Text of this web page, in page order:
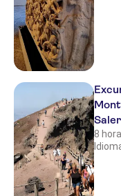
Hotel San Paolo
Le Ancore Hotel
Carlito Hotel
Hotel Ginevra
Hotel La
Solaris Suites
Hotel Villa Pina
Hotel Cetus
8